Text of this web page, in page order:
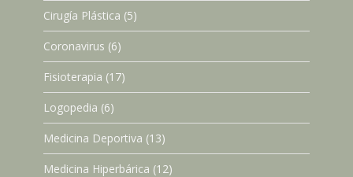
Cirugía Plástica (5)
Coronavirus (6)
Fisioterapia (17)
Logopedia (6)
Medicina Deportiva (13)
Medicina Hiperbárica (12)